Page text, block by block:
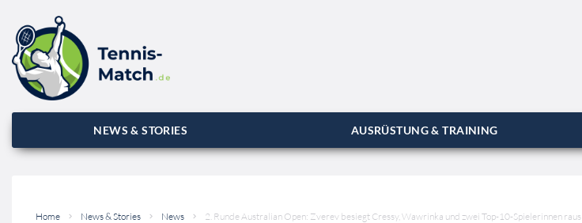
NEWS & STORIES AUSRÜSTUNG & TRAINING
Home News & Stories News 2. Runde Australian Open: Zverev besiegt Cressy, Wawrinka und zwei Top-10-Spielerinnen raus